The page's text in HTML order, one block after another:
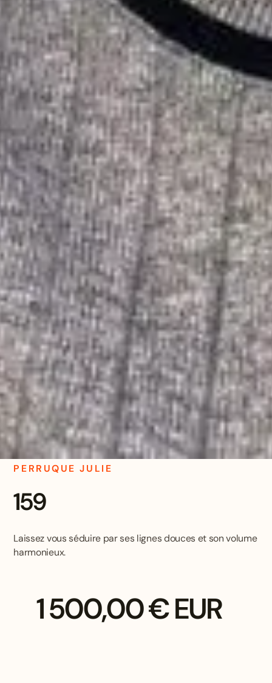
PERRUQUE JULIE
159
Laissez vous séduire par ses lignes douces et son volume
harmonieux.
1 500,00 € EUR